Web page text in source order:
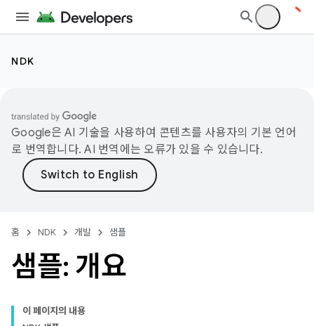
NDK
Google은 AI 기술을 사용하여 콘텐츠를 사용자의 기본 언어
로 번역합니다. AI 번역에는 오류가 있을 수 있습니다.
홈 NDK 개발 샘플
샘플: 개요
이 페이지의 내용